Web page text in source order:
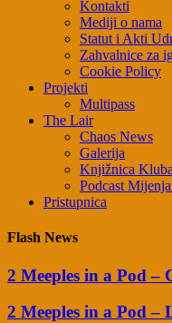
Kontakti
Mediji o nama
Statut i Akti
Zahvalnice za
Cookie Policy
Projekti
Multipass
The Lair
Chaos News
Galerija
Knjižnica
Podcast
Pristupnica
Flash News
2 Meeples in a Pod –
2 Meeples in a Pod –